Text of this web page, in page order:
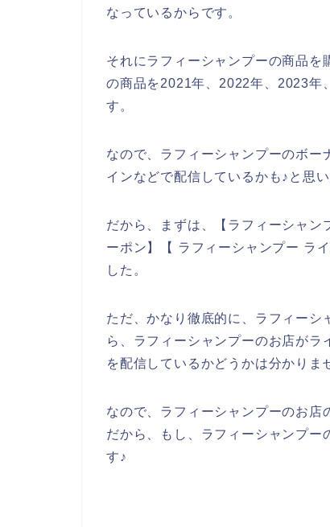
なっているからです。
それにラフィーシャンプーの商品を
の商品を2021年、2022年、2023年
す。
なので、ラフィーシャンプーのボー
インなどで配信しているかも♪と思い
だから、まずは、【ラフィーシャン
ーポン】【 ラフィーシャンプー ラ
した。
ただ、かなり徹底的に、ラフィー
ら、ラフィーシャンプーのお店がラ
を配信しているかどうかは分かりま
なので、ラフィーシャンプーのお店
だから、もし、ラフィーシャンプー
す♪